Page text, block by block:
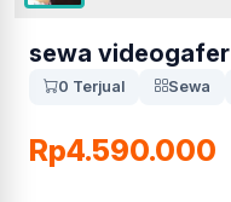
sewa videogafer
0 Terjual Sewa
Rp4.590.000